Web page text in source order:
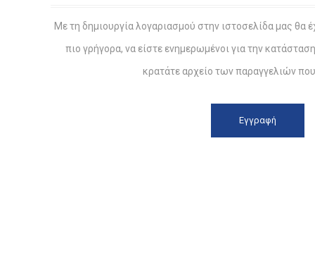
Με τη δημιουργία λογαριασμού στην ιστοσελίδα μας θα
πιο γρήγορα, να είστε ενημερωμένοι για την
κρατάτε αρχείο των παραγγελιών που